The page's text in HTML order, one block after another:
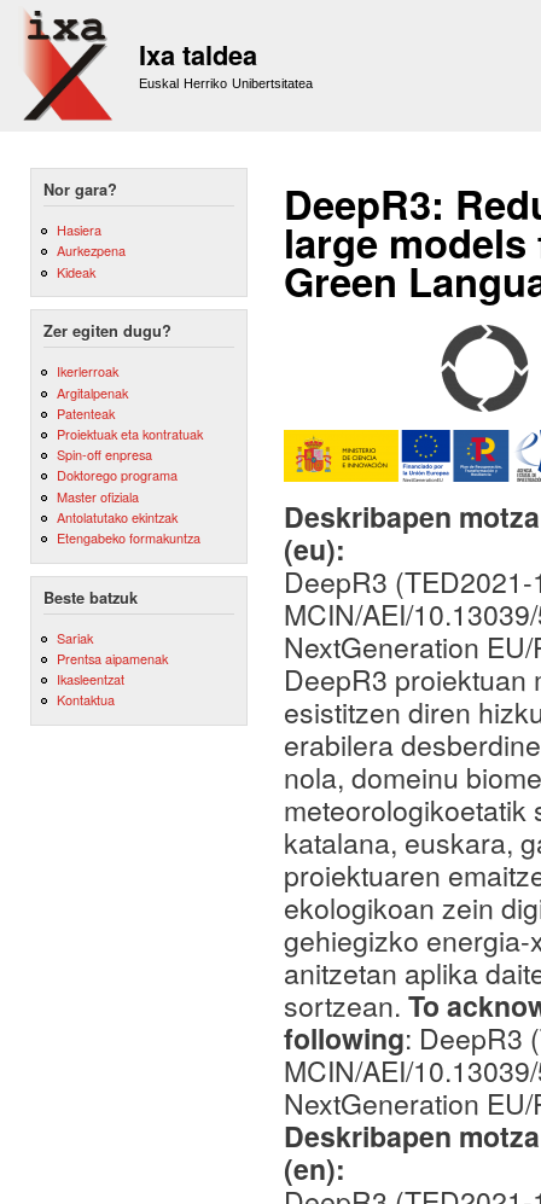
Ixa taldea
Euskal Herriko Unibertsitatea
Nor gara?
Hasiera
Aurkezpena
Kideak
Zer egiten dugu?
Ikerlerroak
Argitalpenak
Patenteak
Proiektuak eta kontratuak
Spin-off enpresa
Doktorego programa
Master ofiziala
Antolatutako ekintzak
Etengabeko formakuntza
Beste batzuk
Sariak
Prentsa aipamenak
Ikasleentzat
Kontaktua
DeepR3:
large
Green
Deskribapen
(eu):
DeepR3
MCIN/AEI/
NextGeneration EU/
DeepR3 proiektuan
esistitzen diren
erabilera
nola, domeinu
meteorologikoetatik
katalana, euskara,
proiektuaren
ekologikoan zein
gehiegizko
anitzetan aplika
sortzean. To
following: DeepR3
MCIN/AEI/
NextGeneration EU/
Deskribapen
(en):